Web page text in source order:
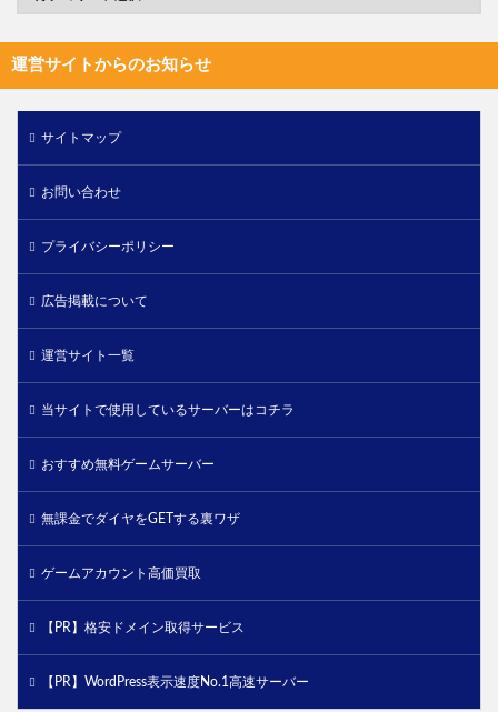
運営サイトからのお知らせ
サイトマップ
お問い合わせ
プライバシーポリシー
広告掲載について
運営サイト一覧
当サイトで使用しているサーバーはコチラ
おすすめ無料ゲームサーバー
無課金でダイヤをGETする裏ワザ
ゲームアカウント高価買取
【PR】格安ドメイン取得サービス
【PR】WordPress表示速度No.1高速サーバー